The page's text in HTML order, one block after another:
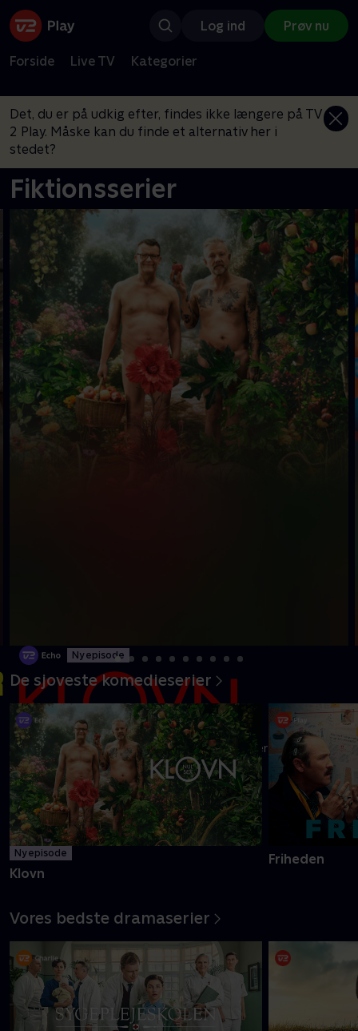
Log ind Prøv nu
Forside Live TV Kategorier
Det, du er på udkig efter, findes ikke længere på TV
2 Play. Måske kan du finde et alternativ her i
stedet?
Fiktionsserier
Ny episode
Danmarks pinligste makkerpar Frank og Casper navigerer livet
med tvivlsom succes
Mere info
De sjoveste komedieserier
Ny episode
Klovn
Friheden
Vores bedste dramaserier